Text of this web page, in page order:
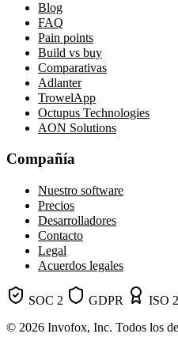
Blog
FAQ
Pain points
Build vs buy
Comparativas
Adlanter
TrowelApp
Octupus Technologies
AON Solutions
Compañía
Nuestro software
Precios
Desarrolladores
Contacto
Legal
Acuerdos legales
SOC 2 GDPR
ISO
© 2026 Invofox, Inc. Todos los